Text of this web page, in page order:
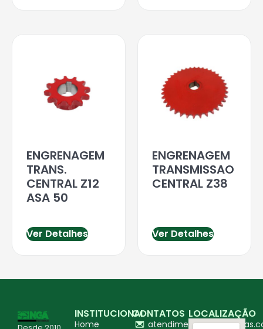
ENGRENAGEM
TRANS.
CENTRAL Z12
ASA 50
Ver Detalhes
ENGRENAGEM
TRANSMISSAO
CENTRAL Z38
Ver Detalhes
INSTITUCIONAL
Home
CONTATOS LOCALIZAÇÃO